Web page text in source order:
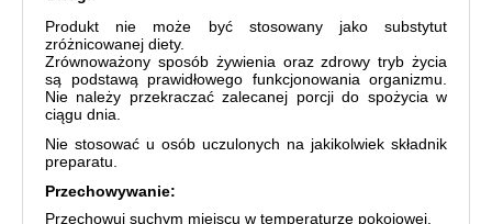
Produkt nie może być stosowany jako substytut
zróżnicowanej diety.
Zrównoważony sposób żywienia oraz zdrowy tryb życia
są podstawą prawidłowego funkcjonowania organizmu.
Nie należy przekraczać zalecanej porcji do spożycia w
ciągu dnia.
Nie stosować u osób uczulonych na jakikolwiek składnik
preparatu.
Przechowywanie:
Przechowuj suchym miejscu w temperaturze pokojowej.